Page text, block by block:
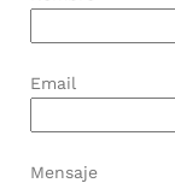
Email
Mensaje